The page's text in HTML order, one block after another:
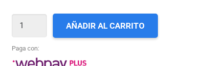
022_PEÑUELAS
BAHÍA
COQUIMBO
AÑADIR AL CARRITO
Paga con: